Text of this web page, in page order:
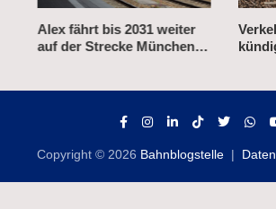
Alex fährt bis 2031 weiter
auf der Strecke München–
kündigt
Copyright © 2026 Bahnblogstelle